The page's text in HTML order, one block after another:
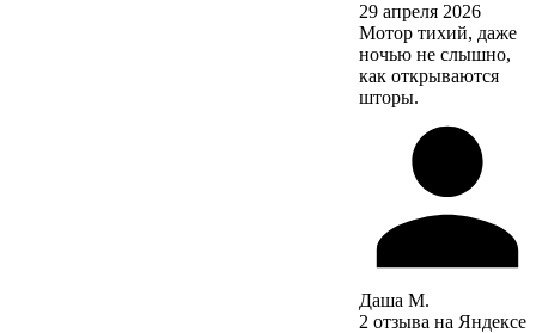
29 апреля 2026
Мотор тихий, даже
ночью не слышно,
как открываются
шторы.
Даша М.
2 отзыва на Яндексе